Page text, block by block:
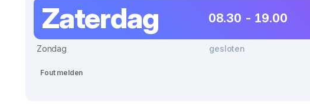
Zaterdag 08.30 - 19.00
Zondag gesloten
Fout melden